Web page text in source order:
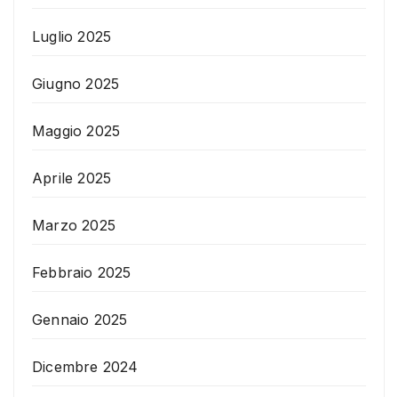
Luglio 2025
Giugno 2025
Maggio 2025
Aprile 2025
Marzo 2025
Febbraio 2025
Gennaio 2025
Dicembre 2024